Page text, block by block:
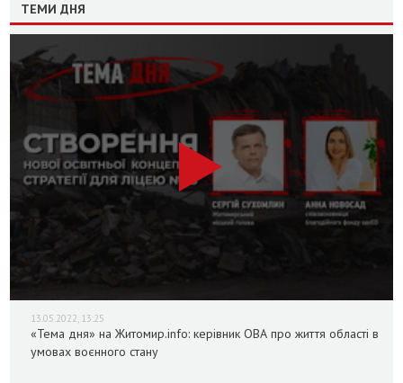
ТЕМИ ДНЯ
13.05.2022, 13:25
«Тема дня» на Житомир.info: керівник ОВА про життя області в
умовах воєнного стану